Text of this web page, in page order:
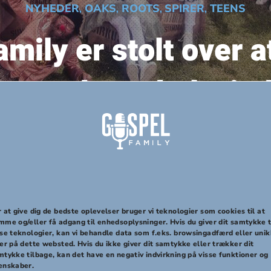
at give dig de bedste oplevelser bruger vi teknologier som cookies til at
og/eller få adgang til enhedsoplysninger. Hvis du giver dit samtykke
teknologier, kan vi behandle data som f.eks. browsingadfærd eller
på dette websted. Hvis du ikke giver dit samtykke eller trækker dit
tilbage, kan det have en negativ indvirkning på visse funktioner og
NYHEDER,OAKS,ROOTS,SPIRER,TEENS
er stolt over
med
2017 for den
i Cirkus Summarums forestilling, som bliver vist for over